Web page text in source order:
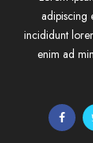
adipiscing
incididunt
enim ad